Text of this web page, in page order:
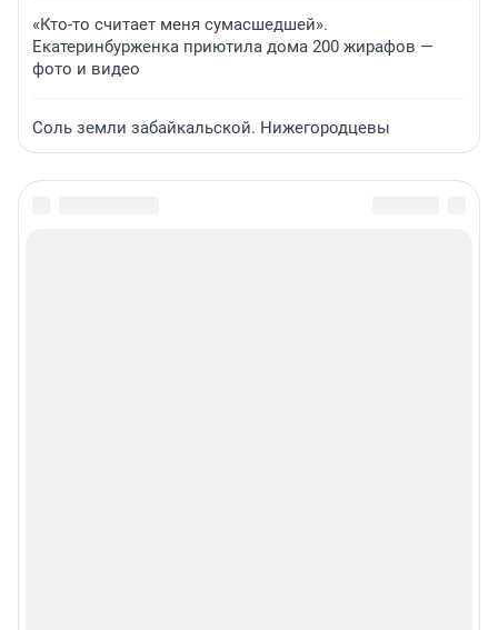
«Кто-то считает меня сумасшедшей».
Екатеринбурженка приютила дома 200 жирафов —
фото и видео
Соль земли забайкальской. Нижегородцевы